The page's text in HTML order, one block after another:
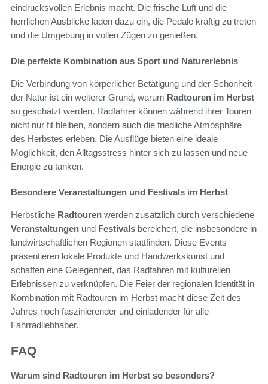
eindrucksvollen Erlebnis macht. Die frische Luft und die
herrlichen Ausblicke laden dazu ein, die Pedale kräftig zu treten
und die Umgebung in vollen Zügen zu genießen.
Die perfekte Kombination aus Sport und Naturerlebnis
Die Verbindung von körperlicher Betätigung und der Schönheit
der Natur ist ein weiterer Grund, warum Radtouren im Herbst
so geschätzt werden. Radfahrer können während ihrer Touren
nicht nur fit bleiben, sondern auch die friedliche Atmosphäre
des Herbstes erleben. Die Ausflüge bieten eine ideale
Möglichkeit, den Alltagsstress hinter sich zu lassen und neue
Energie zu tanken.
Besondere Veranstaltungen und Festivals im Herbst
Herbstliche Radtouren werden zusätzlich durch verschiedene
Veranstaltungen und Festivals bereichert, die insbesondere in
landwirtschaftlichen Regionen stattfinden. Diese Events
präsentieren lokale Produkte und Handwerkskunst und
schaffen eine Gelegenheit, das Radfahren mit kulturellen
Erlebnissen zu verknüpfen. Die Feier der regionalen Identität in
Kombination mit Radtouren im Herbst macht diese Zeit des
Jahres noch faszinierender und einladender für alle
Fahrradliebhaber.
FAQ
Warum sind Radtouren im Herbst so besonders?